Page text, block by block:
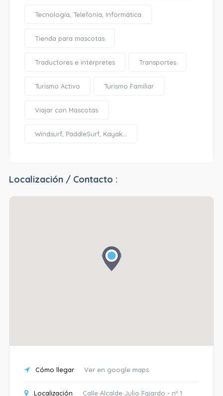
Tecnología, Telefonía, Informática
Tienda para mascotas
Traductores e intérpretes Transportes
Turismo Activo Turismo Familiar
Viajar con Mascotas
Windsurf, PaddleSurf, Kayak...
Localización / Contacto :
Cómo llegar Ver en google maps
Localización Calle Alcalde Julio Fajardo - nº 1